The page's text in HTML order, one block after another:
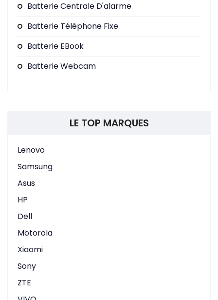
Batterie Centrale D'alarme
Batterie Téléphone Fixe
Batterie EBook
Batterie Webcam
LE TOP MARQUES
Lenovo
Samsung
Asus
HP
Dell
Motorola
Xiaomi
Sony
ZTE